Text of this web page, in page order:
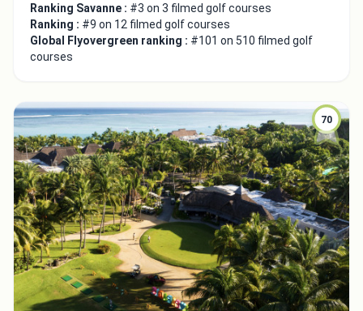
Ranking Savanne : #3 on 3 filmed golf courses
Ranking : #9 on 12 filmed golf courses
Global Flyovergreen ranking : #101 on 510 filmed golf
courses
70